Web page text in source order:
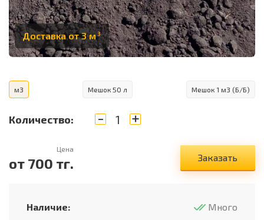
Доставка от 3 м3
м3 Мешок 50 л Мешок 1 м3 (Б/Б)
Количество: - +
Цена
от 700 тг. Заказать
Наличие: Много